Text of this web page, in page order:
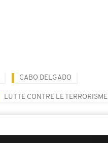
CABO DELGADO
LUTTE CONTRE LE TERRORISME